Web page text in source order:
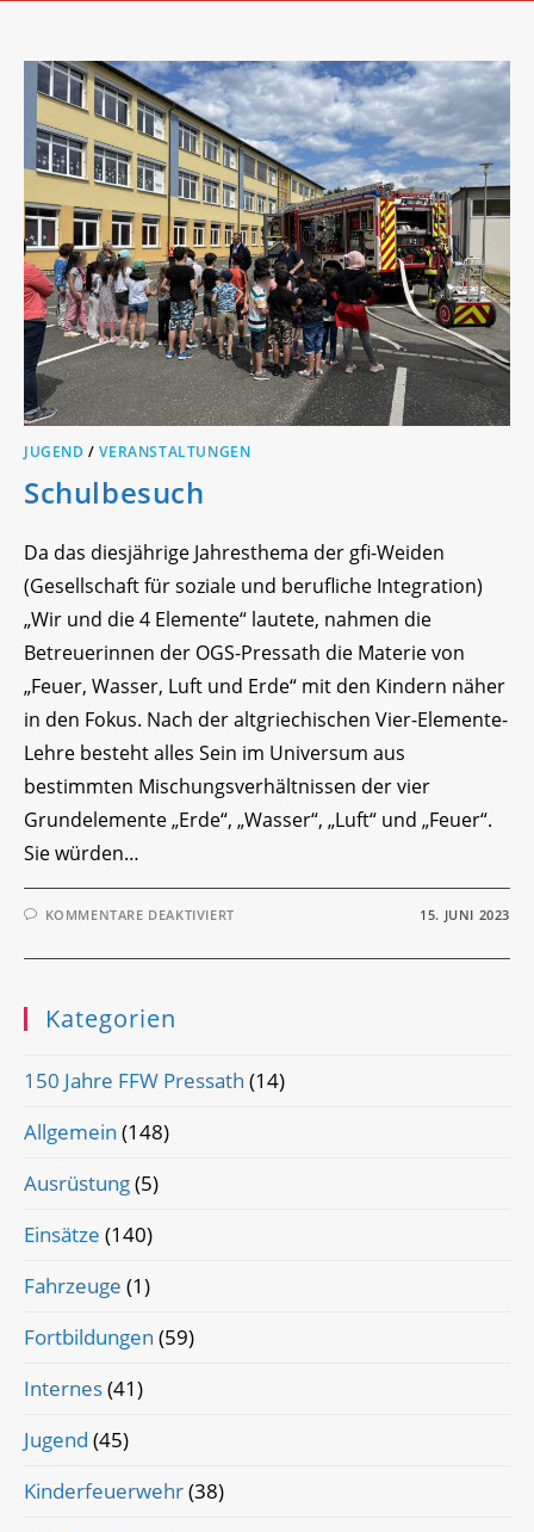
JUGEND /VERANSTALTUNGEN
Schulbesuch
Da das diesjährige Jahresthema der gfi-Weiden
(Gesellschaft für soziale und berufliche Integration)
„Wir und die 4 Elemente“ lautete, nahmen die
Betreuerinnen der OGS-Pressath die Materie von
„Feuer, Wasser, Luft und Erde“ mit den Kindern näher
in den Fokus. Nach der altgriechischen Vier-Elemente-
Lehre besteht alles Sein im Universum aus
bestimmten Mischungsverhältnissen der vier
Grundelemente „Erde“, „Wasser“, „Luft“ und „Feuer“.
Sie würden…
KOMMENTARE DEAKTIVIERTFÜR 15. JUNI 2023
Kategorien
150 Jahre FFW Pressath (14)
Allgemein (148)
Ausrüstung(5)
Einsätze (140)
Fahrzeuge (1)
Fortbildungen (59)
Internes(41)
Jugend (45)
Kinderfeuerwehr(38)